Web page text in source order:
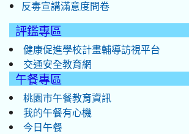
反毒宣講滿意度問卷
評鑑專區
健康促進學校計畫輔導訪視平台
交通安全教育網
午餐專區
桃園市午餐教育資訊
我的午餐有心機
今日午餐